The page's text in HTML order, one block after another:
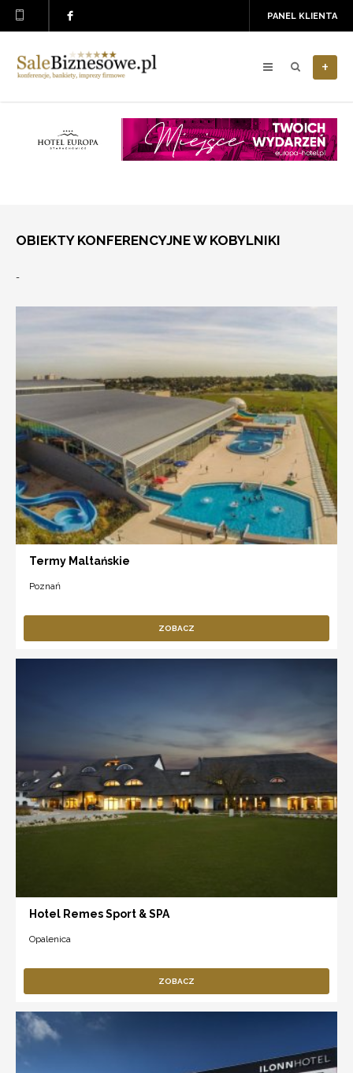
PANEL KLIENTA
+
OBIEKTY KONFERENCYJNE W KOBYLNIKI
-
Termy Maltańskie
Poznań
ZOBACZ
Hotel Remes Sport & SPA
Opalenica
ZOBACZ